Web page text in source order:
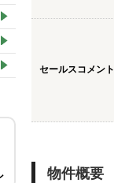
セールスコメント
物件概要